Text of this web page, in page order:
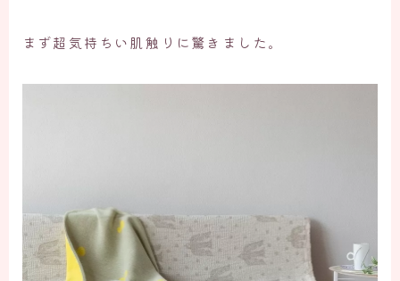
まず超気持ちい肌触りに驚きました。